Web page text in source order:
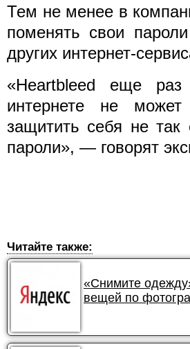
Тем не менее в
поменять свои
других интернет-
«Heartbleed еще
интернете не
защитить себя не
пароли», — говорят
Читайте также:
«Снимите
вещей по